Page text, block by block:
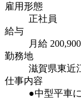
雇用形態
正社員
給与
月給
勤務地
滋賀県東近
仕事内容
●中型平車